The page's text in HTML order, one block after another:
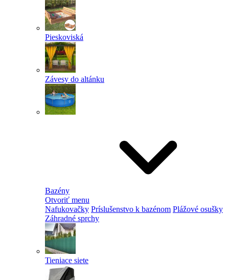
Pieskoviská
Závesy do altánku
Bazény
Otvoriť menu
Nafukovačky Príslušenstvo k bazénom Plážové osušky
Záhradné sprchy
Tieniace siete